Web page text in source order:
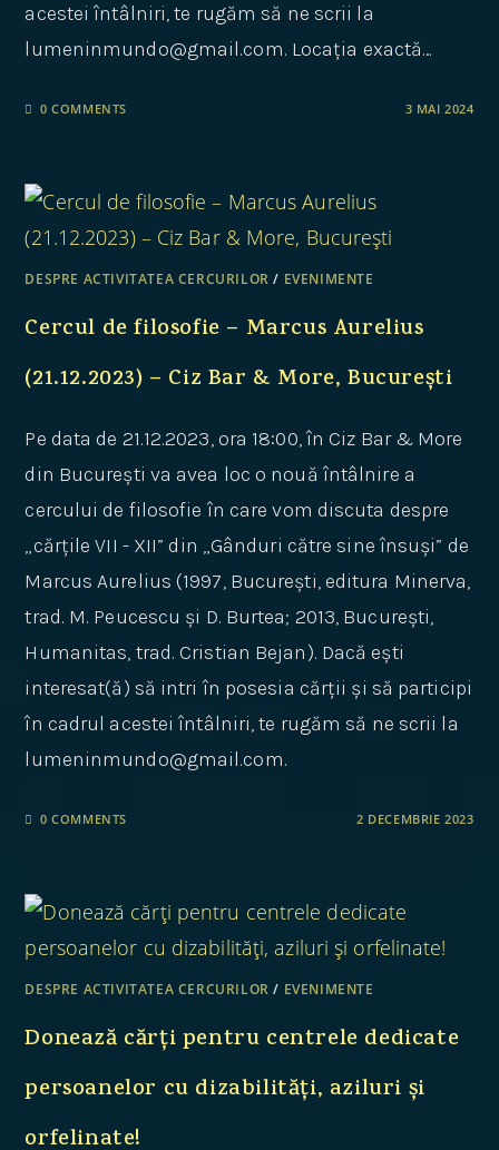
acestei întâlniri, te rugăm să ne scrii la
lumeninmundo@gmail.com. Locația exactă…
0 COMMENTS 3 MAI 2024
DESPRE ACTIVITATEA CERCURILOR / EVENIMENTE
Cercul de filosofie – Marcus Aurelius
(21.12.2023) – Ciz Bar & More, București
Pe data de 21.12.2023, ora 18:00, în Ciz Bar & More
din București va avea loc o nouă întâlnire a
cercului de filosofie în care vom discuta despre
„cărțile VII - XII” din „Gânduri către sine însuși” de
Marcus Aurelius (1997, București, editura Minerva,
trad. M. Peucescu și D. Burtea; 2013, București,
Humanitas, trad. Cristian Bejan). Dacă ești
interesat(ă) să intri în posesia cărții și să participi
în cadrul acestei întâlniri, te rugăm să ne scrii la
lumeninmundo@gmail.com.
0 COMMENTS 2 DECEMBRIE 2023
DESPRE ACTIVITATEA CERCURILOR / EVENIMENTE
Donează cărți pentru centrele dedicate
persoanelor cu dizabilități, aziluri și
orfelinate!